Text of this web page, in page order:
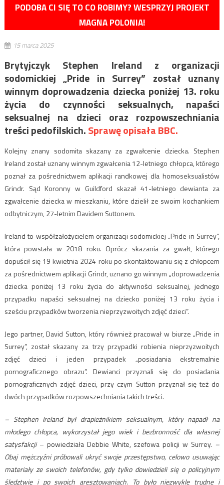
PODOBA CI SIĘ TO CO ROBIMY? WESPRZYJ PROJEKT
MAGNA POLONIA!
15 marca 2025
Brytyjczyk Stephen Ireland z organizacji
sodomickiej „Pride in Surrey” został uznany
winnym doprowadzenia dziecka poniżej 13. roku
życia do czynności seksualnych, napaści
seksualnej na dzieci oraz rozpowszechniania
treści pedofilskich.Sprawę opisała BBC.
Kolejny znany sodomita skazany za zgwałcenie dziecka. Stephen
Ireland został uznany winnym zgwałcenia 12-letniego chłopca, którego
poznał za pośrednictwem aplikacji randkowej dla homoseksualistów
Grindr. Sąd Koronny w Guildford skazał 41-letniego dewianta za
zgwałcenie dziecka w mieszkaniu, które dzielił ze swoim kochankiem
odbytniczym, 27-letnim Davidem Suttonem.
Ireland to współzałożycielem organizacji sodomickiej „Pride in Surrey”,
która powstała w 2018 roku. Oprócz skazania za gwałt, którego
dopuścił się 19 kwietnia 2024 roku po skontaktowaniu się z chłopcem
za pośrednictwem aplikacji Grindr, uznano go winnym „doprowadzenia
dziecka poniżej 13 roku życia do aktywności seksualnej, jednego
przypadku napaści seksualnej na dziecko poniżej 13 roku życia i
sześciu przypadków tworzenia nieprzyzwoitych zdjęć dzieci”.
Jego partner, David Sutton, który również pracował w biurze „Pride in
Surrey”, został skazany za trzy przypadki robienia nieprzyzwoitych
zdjęć dzieci i jeden przypadek „posiadania ekstremalnie
pornograficznego obrazu”. Dewianci przyznali się do posiadania
pornograficznych zdjęć dzieci, przy czym Sutton przyznał się też do
dwóch przypadków rozpowszechniania takich treści.
– Stephen Ireland był drapieżnikiem seksualnym, który napadł na
młodego chłopca, wykorzystał jego wiek i bezbronność dla własnej
satysfakcji– powiedziała Debbie White, szefowa policji w Surrey. –
Obaj mężczyźni próbowali ukryć swoje przestępstwo, celowo usuwając
materiały ze swoich telefonów, gdy tylko dowiedzieli się o policyjnym
śledztwie i po swoich aresztowaniach. To było niezwykle trudne i